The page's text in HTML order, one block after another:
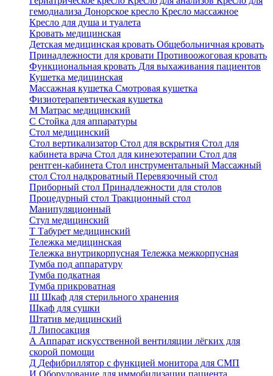
гемодиализа Донорское кресло Кресло массажное
Кресло для душа и туалета
Кровать медицинская
Детская медицинская кровать Общебольничная кровать
Принадлежности для кровати Противоожоговая кровать
Функциональная кровать Для выхаживания пациентов
Кушетка медицинская
Массажная кушетка Смотровая кушетка
Физиотерапевтическая кушетка
М Матрас медицинский
С Стойка для аппаратуры
Стол медицинский
Стол вертикализатор Стол для вскрытия Стол для
кабинета врача Стол для кинезотерапии Стол для
рентген-кабинета Стол инструментальный Массажный
стол Стол надкроватный Перевязочный стол
Приборный стол Принадлежности для столов
Процедурный стол Тракционный стол
Манипуляционный
Стул медицинский
Т Табурет медицинский
Тележка медицинская
Тележка внутрикорпусная Тележка межкорпусная
Тумба под аппаратуру
Тумба подкатная
Тумба прикроватная
Ш Шкаф для стерильного хранения
Шкаф для сушки
Штатив медицинский
Л Липосакция
А Аппарат искусственной вентиляции лёгких для
скорой помощи
Д Дефибриллятор с функцией монитора для СМП
И Оборудование для иммобилизации пациента